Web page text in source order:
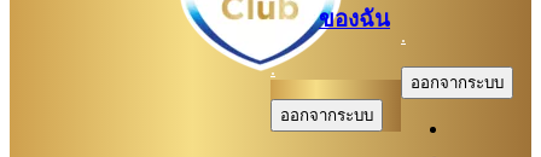
ของฉัน
.
ออกจากระบบ
.
ออกจากระบบ